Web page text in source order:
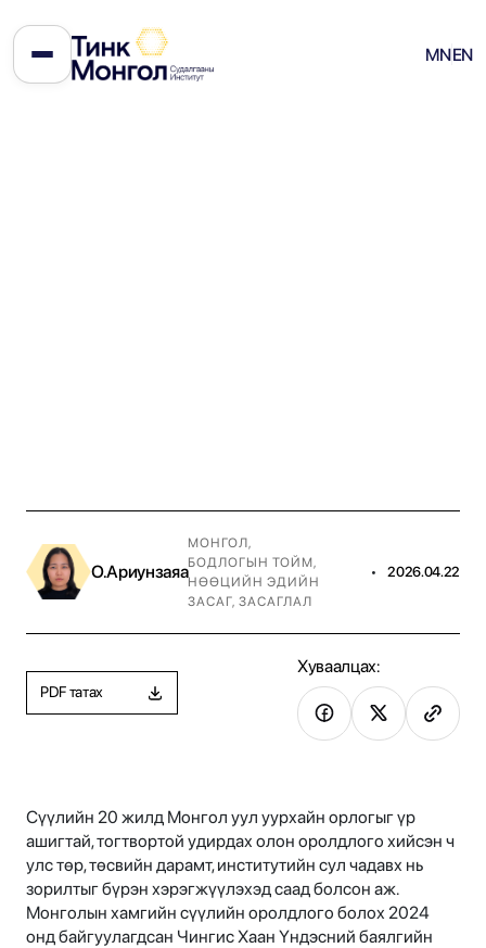
MNEN
Монголын уул уурхайн
орлогын удирдлага: өнгөрсөн, өнөө,
О.Ариунзаяа
МОНГОЛ,
БОДЛОГЫН ТОЙМ,
НӨӨЦИЙН ЭДИЙН
ЗАСАГ, ЗАСАГЛАЛ
• 2026.04.22
PDF татах
Хуваалцах:
Сүүлийн 20 жилд Монгол уул уурхайн орлогыг үр
ашигтай, тогтвортой удирдах олон оролдлого хийсэн ч
улс төр, төсвийн дарамт, институтийн сул чадавх нь
зорилтыг бүрэн хэрэгжүүлэхэд саад болсон аж.
Монголын хамгийн сүүлийн оролдлого болох 2024
онд байгуулагдсан Чингис Хаан Үндэсний баялгийн